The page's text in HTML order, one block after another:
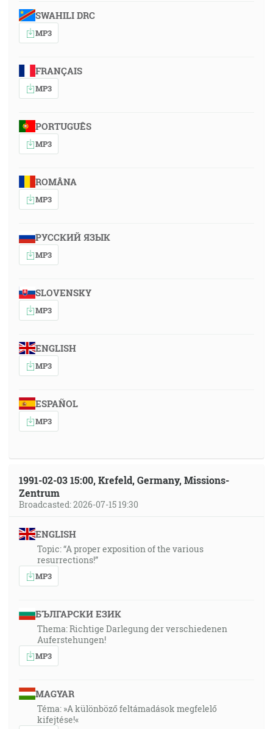
SWAHILI DRC
MP3
FRANÇAIS
MP3
PORTUGUÊS
MP3
ROMÂNA
MP3
РУССКИЙ ЯЗЫК
MP3
SLOVENSKY
MP3
ENGLISH
MP3
ESPAÑOL
MP3
1991-02-03 15:00, Krefeld, Germany, Missions-
Zentrum
Broadcasted: 2026-07-15 19:30
ENGLISH
Topic: “A proper exposition of the various
resurrections!”
MP3
БЪЛГАРСКИ ЕЗИК
Thema: Richtige Darlegung der verschiedenen
Auferstehungen!
MP3
MAGYAR
Téma: »A különböző feltámadások megfelelő
kifejtése!«